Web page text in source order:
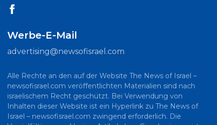
Werbe-E-Mail
advertising@newsofisrael.com
Alle Rechte an den auf der Website The News of Israel –
newsofisrael.com veröffentlichten Materialien sind nach
israelischem Recht geschützt. Bei Verwendung von
Inhalten dieser Website ist ein Hyperlink zu The News of
Israel – newsofisrael.com zwingend erforderlich. Die